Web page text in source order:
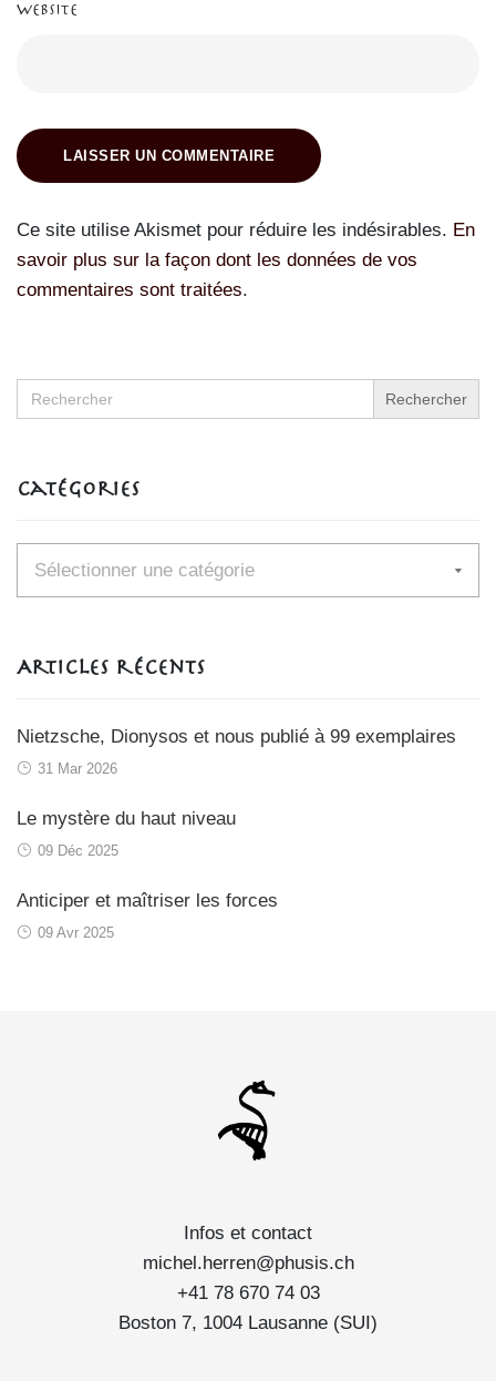
Website
LAISSER UN COMMENTAIRE
Ce site utilise Akismet pour réduire les indésirables. En
savoir plus sur la façon dont les données de vos
commentaires sont traitées.
Search
for:
Catégories
Catégories
Articles récents
Nietzsche, Dionysos et nous publié à 99 exemplaires
31 Mar 2026
Le mystère du haut niveau
09 Déc 2025
Anticiper et maîtriser les forces
09 Avr 2025
Infos et contact
michel.herren@phusis.ch
+41 78 670 74 03
Boston 7, 1004 Lausanne (SUI)